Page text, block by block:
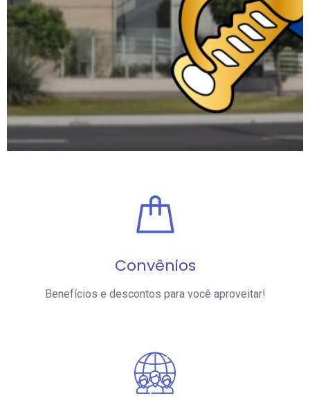
Convênios
Benefícios e descontos para você aproveitar!